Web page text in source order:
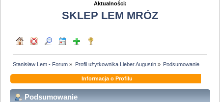
Aktualności:
SKLEP LEM MRÓZ
Stanisław Lem - Forum » Profil użytkownika Lieber Augustin» Podsumowanie
Informacja o Profilu
Podsumowanie